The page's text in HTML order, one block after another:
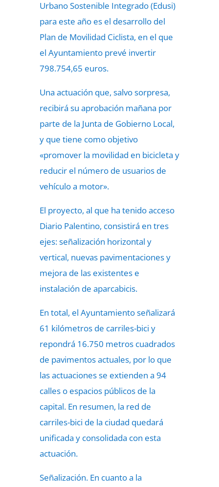
Urbano Sostenible Integrado (Edusi)
para este año es el desarrollo del
Plan de Movilidad Ciclista, en el que
el Ayuntamiento prevé invertir
798.754,65 euros.
Una actuación que, salvo sorpresa,
recibirá su aprobación mañana por
parte de la Junta de Gobierno Local,
y que tiene como objetivo
«promover la movilidad en bicicleta y
reducir el número de usuarios de
vehículo a motor».
El proyecto, al que ha tenido acceso
Diario Palentino, consistirá en tres
ejes: señalización horizontal y
vertical, nuevas pavimentaciones y
mejora de las existentes e
instalación de aparcabicis.
En total, el Ayuntamiento señalizará
61 kilómetros de carriles-bici y
repondrá 16.750 metros cuadrados
de pavimentos actuales, por lo que
las actuaciones se extienden a 94
calles o espacios públicos de la
capital. En resumen, la red de
carriles-bici de la ciudad quedará
unificada y consolidada con esta
actuación.
Señalización. En cuanto a la